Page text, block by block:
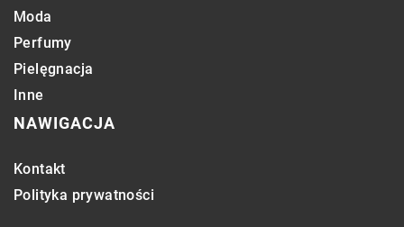
Moda
Perfumy
Pielęgnacja
Inne
NAWIGACJA
Kontakt
Polityka prywatności